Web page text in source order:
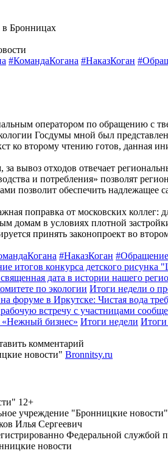
Бронницах
#КомандаКогана #НаказКоган
оператором по обращению с
Госдумы мной был
ко второму чтению готов, данная
вывоз отходов отвечает
и потребления» позволят
позволит обеспечить надлежащее
поправка от московских
домам в условиях плотной
принять законопроект во
#НаказКоган
итогов конкурса детского рисунка
дата в истории нашего
по экологии Итоги недели о
форуме в Иркутске: Чистая вода
встречу с участницами
«Нежный бизнес» Итоги недели Итоги
комментарий
новости" Bronnitsy.ru
12+
учреждение "Бронницкие новости"
Илья Сергеевич
Федеральной службой
новости